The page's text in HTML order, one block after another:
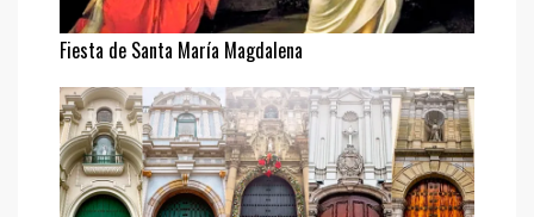
Fiesta de Santa María Magdalena